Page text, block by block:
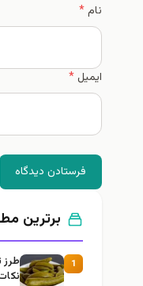
نام*
ایمیل*
فرستادن دیدگاه
برترین
1